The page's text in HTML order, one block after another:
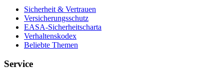
Sicherheit & Vertrauen
Versicherungsschutz
EASA-Sicherheitscharta
Verhaltenskodex
Beliebte Themen
Service